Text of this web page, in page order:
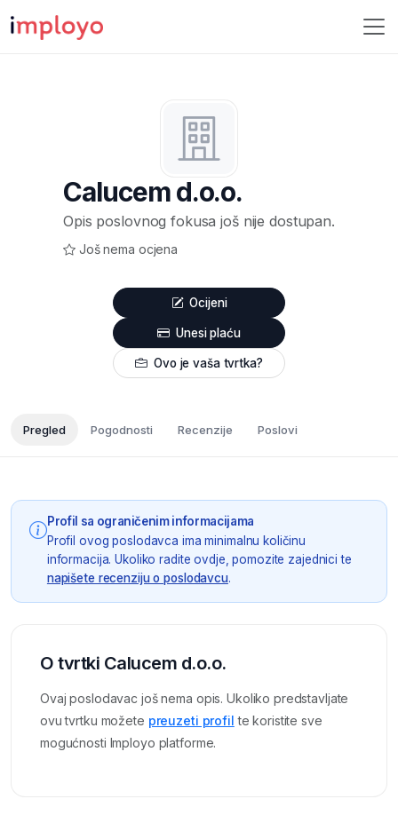
Calucem d.o.o.
Opis poslovnog fokusa još nije dostupan.
Još nema ocjena
Ocijeni
Unesi plaću
Ovo je vaša tvrtka?
Pregled Pogodnosti Recenzije Poslovi
Profil sa ograničenim informacijama
Profil ovog poslodavca ima minimalnu količinu
informacija. Ukoliko radite ovdje, pomozite zajednici te
napišete recenziju o poslodavcu.
O tvrtki Calucem d.o.o.
Ovaj poslodavac još nema opis. Ukoliko predstavljate
ovu tvrtku možete preuzeti profil te koristite sve
mogućnosti Imployo platforme.